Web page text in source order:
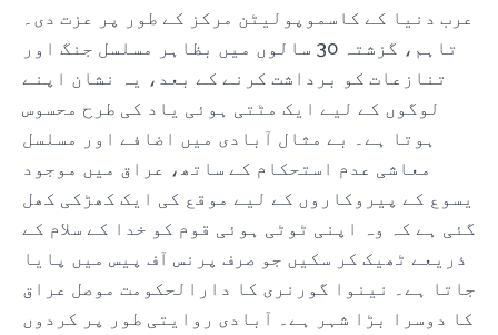
عرب دنیا کے کاسموپولیٹن مرکز کے طور پر عزت دی۔
تاہم، گزشتہ 30 سالوں میں بظاہر مسلسل جنگ اور
تنازعات کو برداشت کرنے کے بعد، یہ نشان اپنے
لوگوں کے لیے ایک مٹتی ہوئی یاد کی طرح محسوس
ہوتا ہے۔ بے مثال آبادی میں اضافے اور مسلسل
معاشی عدم استحکام کے ساتھ، عراق میں موجود
یسوع کے پیروکاروں کے لیے موقع کی ایک کھڑکی کھل
گئی ہے کہ وہ اپنی ٹوٹی ہوئی قوم کو خدا کے سلام کے
ذریعے ٹھیک کر سکیں جو صرف پرنس آف پیس میں پایا
جاتا ہے۔ نینوا گورنری کا دارالحکومت موصل عراق
کا دوسرا بڑا شہر ہے۔ آبادی روایتی طور پر کردوں